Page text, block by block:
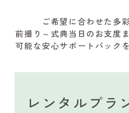
ご希望に合わせた多
前撮り～式典当日のお支度
可能な安心サポートパック
レンタルプラ